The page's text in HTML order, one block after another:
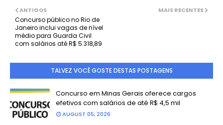
MAIS RECENTES
ANTIGOS
Concurso público no Rio de
Janeiro inclui vagas de nível
médio para Guarda Civil
com salários até R$ 5.318,89
TALVEZ VOCÊ GOSTE DESTAS POSTAGENS
Concurso em Minas Gerais oferece cargos
efetivos com salários de até R$ 4,5 mil
AUGUST 05, 2026